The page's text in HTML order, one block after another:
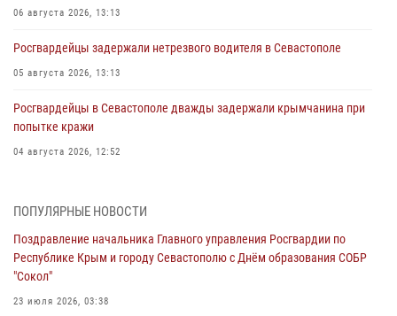
06 августа 2026, 13:13
Росгвардейцы задержали нетрезвого водителя в Севастополе
05 августа 2026, 13:13
Росгвардейцы в Севастополе дважды задержали крымчанина при
попытке кражи
04 августа 2026, 12:52
мужчину
Росгвардия в Крыму и Севастополе задержала ряд
правонарушителей
03 августа 2026, 14:08
ПОПУЛЯРНЫЕ НОВОСТИ
Поздравление начальника Главного управления Росгвардии по
Республике Крым и городу Севастополю с Днём образования СОБР
"Сокол"
23 июля 2026, 03:38